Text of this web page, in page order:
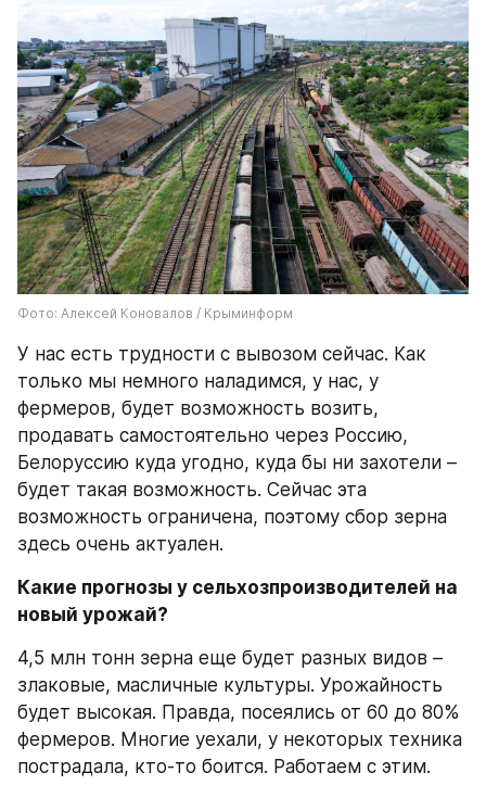
Фото: Алексей Коновалов / Крыминформ
У нас есть трудности с вывозом сейчас. Как
только мы немного наладимся, у нас, у
фермеров, будет возможность возить,
продавать самостоятельно через Россию,
Белоруссию куда угодно, куда бы ни захотели –
будет такая возможность. Сейчас эта
возможность ограничена, поэтому сбор зерна
здесь очень актуален.
Какие прогнозы у сельхозпроизводителей на
новый урожай?
4,5 млн тонн зерна еще будет разных видов –
злаковые, масличные культуры. Урожайность
будет высокая. Правда, посеялись от 60 до 80%
фермеров. Многие уехали, у некоторых техника
пострадала, кто-то боится. Работаем с этим.